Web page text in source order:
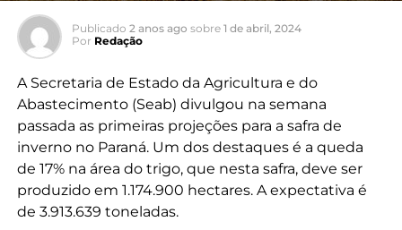
Publicado 2 anos ago sobre 1 de abril, 2024
Por Redação
A Secretaria de Estado da Agricultura e do
Abastecimento (Seab) divulgou na semana
passada as primeiras projeções para a safra de
inverno no Paraná. Um dos destaques é a queda
de 17% na área do trigo, que nesta safra, deve ser
produzido em 1.174.900 hectares. A expectativa é
de 3.913.639 toneladas.